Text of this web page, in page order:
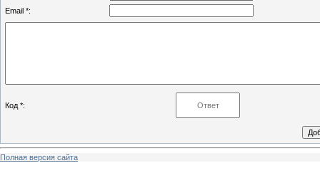
Email *:
Код *:
Полная версия сайта